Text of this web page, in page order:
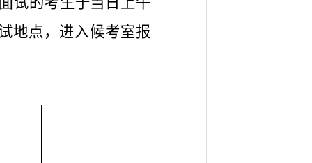
地点，进入候考室报